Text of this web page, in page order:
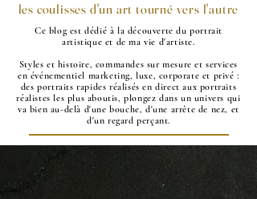
les coulisses d'un art tourné vers l'autre
Ce blog est dédié à la découverte du portrait
artistique et de ma vie d'artiste.
Styles et histoire, commandes sur mesure et services
en événementiel marketing, luxe, corporate et privé :
des portraits rapides réalisés en direct aux portraits
réalistes les plus aboutis, plongez dans un univers qui
va bien au-delà d'une bouche, d'une arrête de nez, et
d'un regard perçant.